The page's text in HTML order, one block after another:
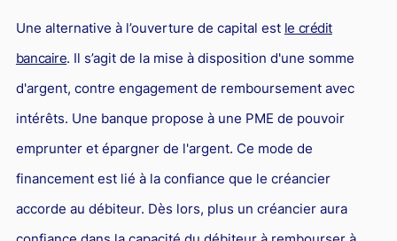
Énergie
Droit de la concurrence
Responsabilité civile
Banque et Assurance
Droit bancaire
Une alternative à l’ouverture de capital est le crédit
bancaire. Il s’agit de la mise à disposition d'une somme
d'argent, contre engagement de remboursement avec
intérêts. Une banque propose à une PME de pouvoir
emprunter et épargner de l'argent. Ce mode de
financement est lié à la confiance que le créancier
accorde au débiteur. Dès lors, plus un créancier aura